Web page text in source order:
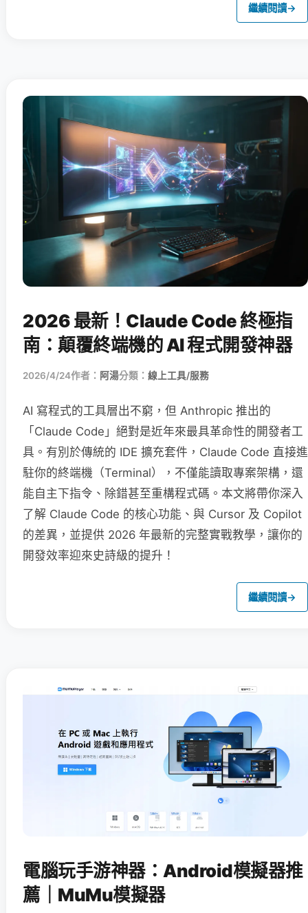
繼續閱讀→
2026 最新！Claude Code 終極指
南：顛覆終端機的 AI 程式開發神器
2026/4/24作者： 阿湯分類： 線上工具/服務
AI 寫程式的工具層出不窮，但 Anthropic 推出的
「Claude Code」絕對是近年來最具革命性的開發者工
具。有別於傳統的 IDE 擴充套件，Claude Code 直接進
駐你的終端機（Terminal），不僅能讀取專案架構，還
能自主下指令、除錯甚至重構程式碼。本文將帶你深入
了解 Claude Code 的核心功能、與 Cursor 及 Copilot
的差異，並提供 2026 年最新的完整實戰教學，讓你的
開發效率迎來史詩級的提升！
繼續閱讀→
電腦玩手游神器：Android模擬器推
薦｜MuMu模擬器